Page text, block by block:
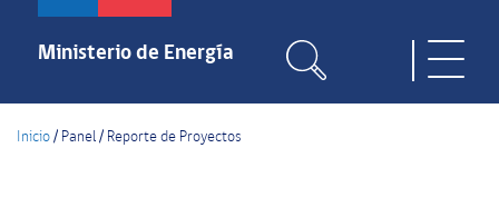
Pasar
contenido
Ministerio de Energía
Inicio/ Panel/ Reporte de Proyectos